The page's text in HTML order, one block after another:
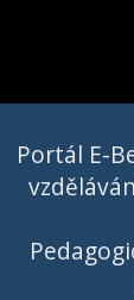
Portál E-